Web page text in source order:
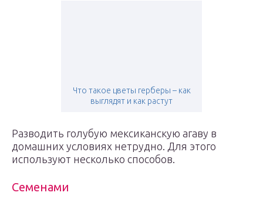
Что такое цветы герберы – как
выглядят и как растут
Разводить голубую мексиканскую агаву в
домашних условиях нетрудно. Для этого
используют несколько способов.
Семенами